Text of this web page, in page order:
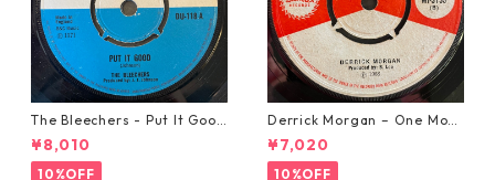
The Bleechers - Put It Good
【7-21637】
¥8,010
10%OFF
Derrick Morgan – One Morn
ing In May【7-21653】
¥7,020
10%OFF